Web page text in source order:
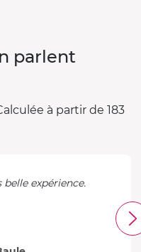
parlent
à partir de 183
expérience.